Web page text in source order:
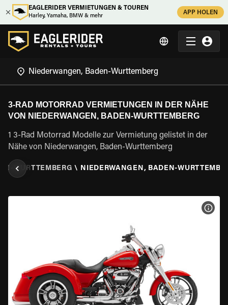
EAGLERIDER VERMIETUNGEN & TOUREN
Harley, Yamaha, BMW & mehr
APP HOLEN
3-RAD MOTORRAD VERMIETUNGEN IN DER NÄHE
VON NIEDERWANGEN, BADEN-WURTTEMBERG
1 3-Rad Motorrad Modelle zur Vermietung gelistet in der
Nähe von Niederwangen, Baden-Wurttemberg
WURTTEMBERG \ NIEDERWANGEN, BADEN-